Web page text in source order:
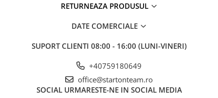
RETURNEAZA PRODUSUL
DATE COMERCIALE
SUPORT CLIENTI 08:00 - 16:00 (LUNI-VINERI)
+40759180649
office@startonteam.ro
SOCIAL URMARESTE-NE IN SOCIAL MEDIA